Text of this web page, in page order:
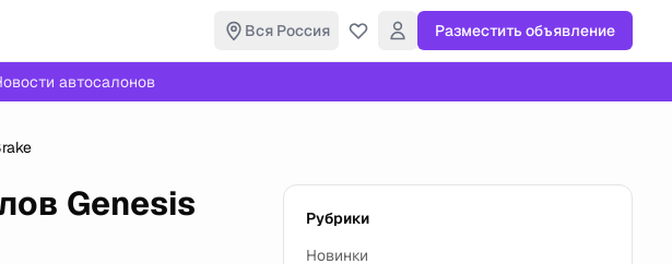
Вся Россия Разместить объявление
автосалонов
Genesis
Рубрики
Новинки